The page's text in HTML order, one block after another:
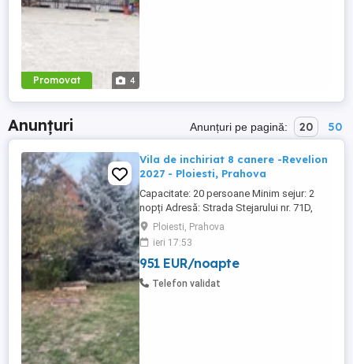
Promovat 4
Anunțuri Anunțuri pe pagină: 20 50
Vila de inchiriat 8 canere -Revelion
2027 - Ploiesti, Prahova
Capacitate: 20 persoane Minim sejur: 2
nopți Adresă: Strada Stejarului nr. 71D,
Ploiești Configurație: 8 camere 3 băi 3
bucătării utilate TV în fiecare cameră Aer
condiționat WiFi Mașină de spălat Terasă
și grătar în curte Parcare în curte Preț: 5000
lei noapte pentru grup de până ...
Ploiesti, Prahova
ieri 17:53
951 EUR/noapte
Telefon validat